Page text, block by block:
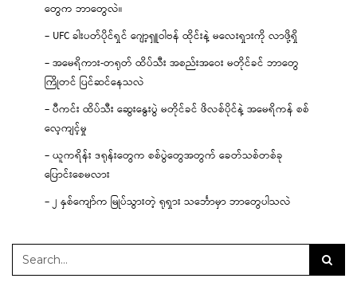
တွေက ဘာတွေလဲ။
– UFC ခါးပတ်ပိုင်ရှင် ဂျော့ရှူဝါဗန် ထိုင်းနဲ့ မလေးရှားကို လာဖို့ရှိ
– အမေရိကား-တရုတ် ထိပ်သီး အစည်းအဝေး မတိုင်ခင် ဘာတွေ
ကြိုတင် ပြင်ဆင်နေသလဲ
– ပီကင်း ထိပ်သီး ဆွေးနွေးပွဲ မတိုင်ခင် ဖိလစ်ပိုင်နဲ့ အမေရိကန် စစ်
လေ့ကျင့်မှု
– ယူကရိန်း ဒရုန်းတွေက စစ်ပွဲတွေအတွက် ခေတ်သစ်တစ်ခု
ပြောင်းစေမလား
– ၂ နှစ်ကျော်က မြုပ်သွားတဲ့ ရုရှား သင်္ဘောမှာ ဘာတွေပါသလဲ